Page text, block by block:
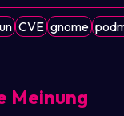
CVE gnome
Meinung